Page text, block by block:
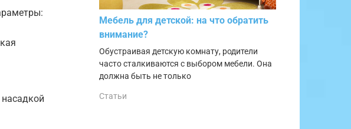
Мебель для детской: на что обратить
внимание?
Обустраивая детскую комнату, родители
часто сталкиваются с выбором мебели. Она
должна быть не только
Статьи